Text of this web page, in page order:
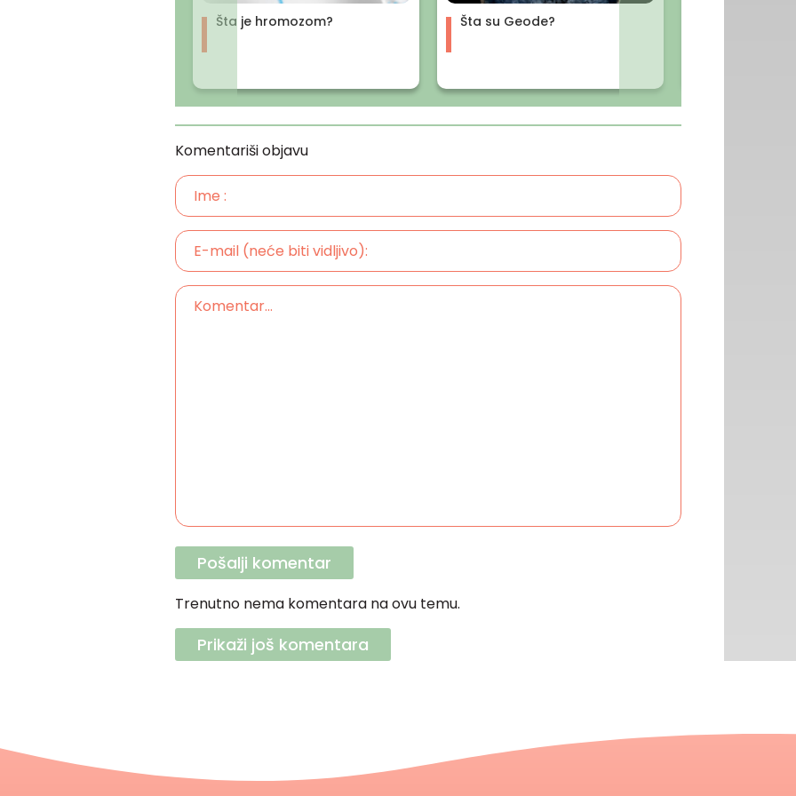
Šta je hromozom? Šta su Geode?
Komentariši objavu
Trenutno nema komentara na ovu temu.
Prikaži još komentara